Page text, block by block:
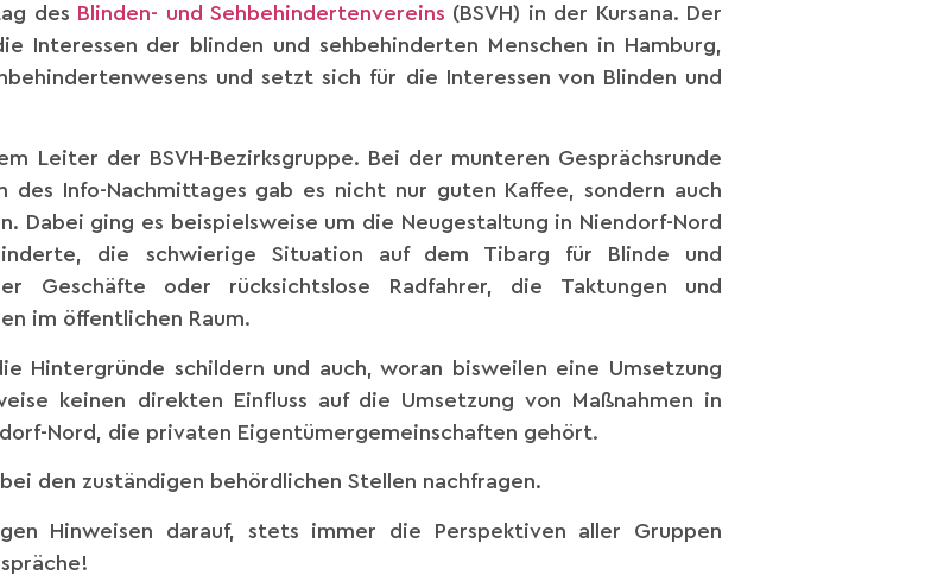
des Blinden- und Sehbehindertenvereins (BSVH) in der Kursana. Der
Interessen der blinden und sehbehinderten Menschen in Hamburg,
und setzt sich für die Interessen von Blinden und
Leiter der BSVH-Bezirksgruppe. Bei der munteren Gesprächsrunde
des Info-Nachmittages gab es nicht nur guten Kaffee, sondern auch
Dabei ging es beispielsweise um die Neugestaltung in Niendorf-Nord
die schwierige Situation auf dem Tibarg für Blinde und
Geschäfte oder rücksichtslose Radfahrer, die Taktungen und
im öffentlichen Raum.
Hintergründe schildern und auch, woran bisweilen eine Umsetzung
keinen direkten Einfluss auf die Umsetzung von Maßnahmen in
Nord, die privaten Eigentümergemeinschaften gehört.
den zuständigen behördlichen Stellen nachfragen.
Hinweisen darauf, stets immer die Perspektiven aller Gruppen